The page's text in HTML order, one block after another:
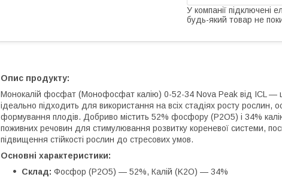
У компанії підключені
будь-який товар не
Опис продукту:
Монокалій фосфат (Монофосфат калію) 0-52-34 Nova Peak від ICL —
ідеально підходить для використання на всіх стадіях росту рослин,
формування плодів. Добриво містить 52% фосфору (P2O5) і 34%
поживних речовин для стимулювання розвитку кореневої системи,
підвищення стійкості рослин до стресових умов.
Основні характеристики:
Склад: Фосфор (P2O5) — 52%, Калій (K2O) — 34%